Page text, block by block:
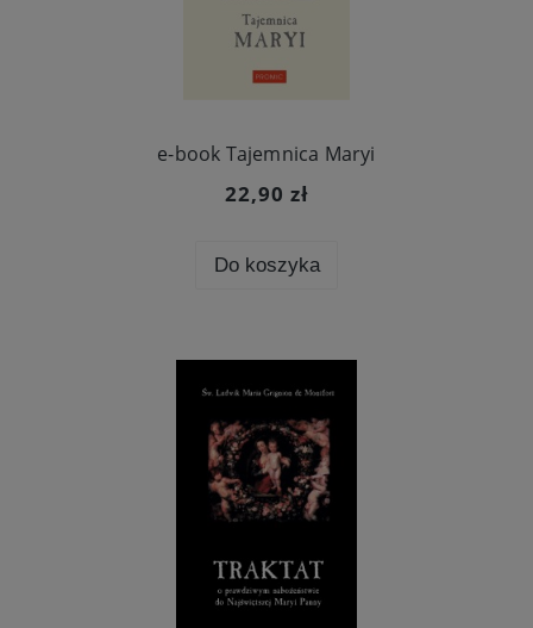
e-book Tajemnica Maryi
22,90 zł
Do koszyka